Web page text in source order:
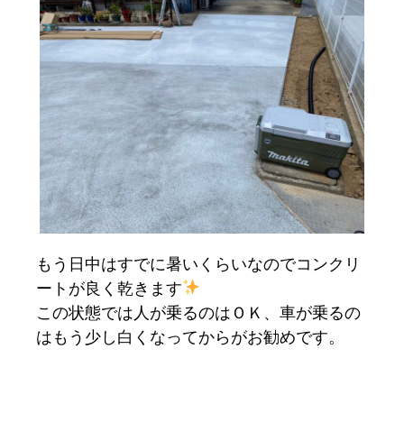
もう日中はすでに暑いくらいなのでコンクリ
ートが良く乾きます
この状態では人が乗るのはＯＫ、車が乗るの
はもう少し白くなってからがお勧めです。